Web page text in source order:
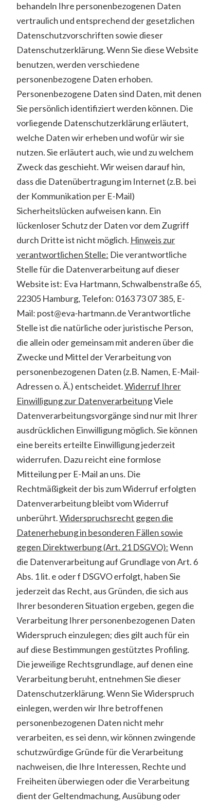
behandeln Ihre personenbezogenen Daten
vertraulich und entsprechend der gesetzlichen
Datenschutzvorschriften sowie dieser
Datenschutzerklärung. Wenn Sie diese Website
benutzen, werden verschiedene
personenbezogene Daten erhoben.
Personenbezogene Daten sind Daten, mit denen
Sie persönlich identifiziert werden können. Die
vorliegende Datenschutzerklärung erläutert,
welche Daten wir erheben und wofür wir sie
nutzen. Sie erläutert auch, wie und zu welchem
Zweck das geschieht. Wir weisen darauf hin,
dass die Datenübertragung im Internet (z.B. bei
der Kommunikation per E-Mail)
Sicherheitslücken aufweisen kann. Ein
lückenloser Schutz der Daten vor dem Zugriff
durch Dritte ist nicht möglich. Hinweis zur
verantwortlichen Stelle: Die verantwortliche
Stelle für die Datenverarbeitung auf dieser
Website ist: Eva Hartmann, Schwalbenstraße 65,
22305 Hamburg, Telefon: 0163 73 07 385, E-
Mail: post@eva-hartmann.de Verantwortliche
Stelle ist die natürliche oder juristische Person,
die allein oder gemeinsam mit anderen über die
Zwecke und Mittel der Verarbeitung von
personenbezogenen Daten (z.B. Namen, E-Mail-
Adressen o. Ä.) entscheidet.Widerruf Ihrer
Einwilligung zur DatenverarbeitungViele
Datenverarbeitungsvorgänge sind nur mit Ihrer
ausdrücklichen Einwilligung möglich. Sie können
eine bereits erteilte Einwilligung jederzeit
widerrufen. Dazu reicht eine formlose
Mitteilung per E-Mail an uns. Die
Rechtmäßigkeit der bis zum Widerruf erfolgten
Datenverarbeitung bleibt vom Widerruf
unberührt.Widerspruchsrecht gegen die
Datenerhebung in besonderen Fällen sowie
gegen Direktwerbung (Art. 21 DSGVO):Wenn
die Datenverarbeitung auf Grundlage von Art. 6
Abs. 1 lit. e oder f DSGVO erfolgt, haben Sie
jederzeit das Recht, aus Gründen, die sich aus
Ihrer besonderen Situation ergeben, gegen die
Verarbeitung Ihrer personenbezogenen Daten
Widerspruch einzulegen; dies gilt auch für ein
auf diese Bestimmungen gestütztes Profiling.
Die jeweilige Rechtsgrundlage, auf denen eine
Verarbeitung beruht, entnehmen Sie dieser
Datenschutzerklärung. Wenn Sie Widerspruch
einlegen, werden wir Ihre betroffenen
personenbezogenen Daten nicht mehr
verarbeiten, es sei denn, wir können zwingende
schutzwürdige Gründe für die Verarbeitung
nachweisen, die Ihre Interessen, Rechte und
Freiheiten überwiegen oder die Verarbeitung
dient der Geltendmachung, Ausübung oder